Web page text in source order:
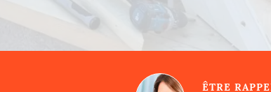
ÊTRE